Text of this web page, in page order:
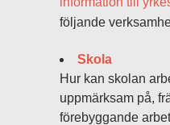
följande
Skola
Hur kan skolan
uppmärksam på,
förebyggande